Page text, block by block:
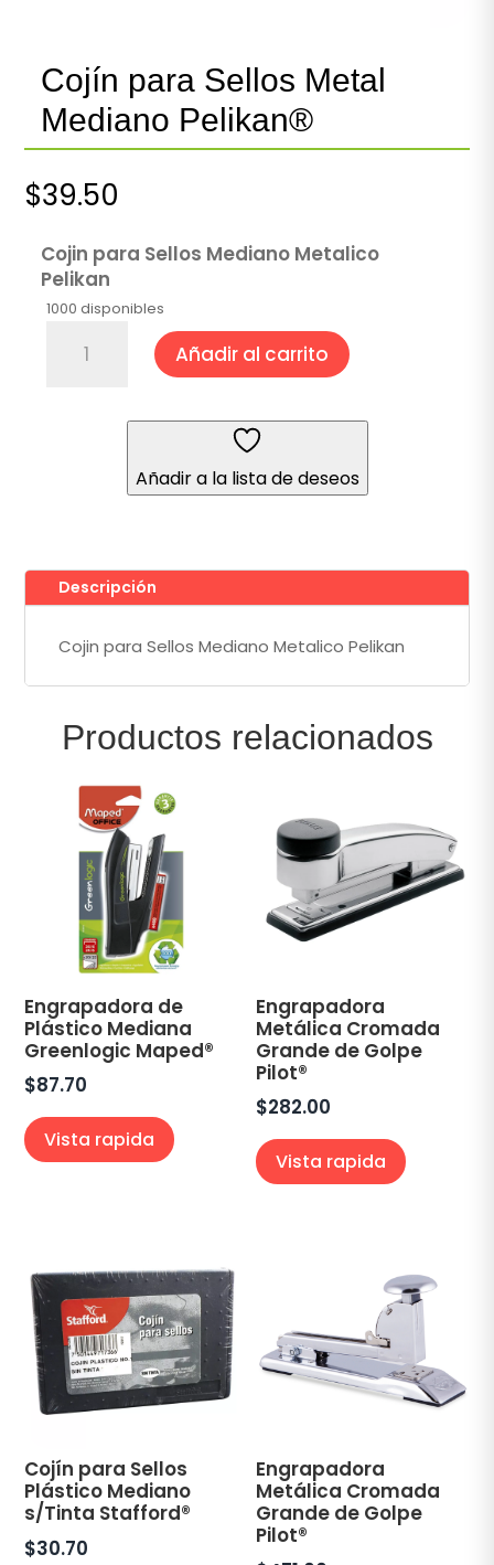
Cojín para Sellos Metal
Mediano Pelikan®
$39.50
Cojin para Sellos Mediano Metalico
Pelikan
1000 disponibles
Añadir al carrito
Añadir a la lista de deseos
Descripción
Cojin para Sellos Mediano Metalico Pelikan
Productos relacionados
Engrapadora de
Plástico Mediana
Greenlogic Maped®
$87.70
Vista rapida
Engrapadora
Metálica Cromada
Grande de Golpe
Pilot®
$282.00
Vista rapida
Cojín para Sellos
Plástico Mediano
s/Tinta Stafford®
$30.70
Engrapadora
Metálica Cromada
Grande de Golpe
Pilot®